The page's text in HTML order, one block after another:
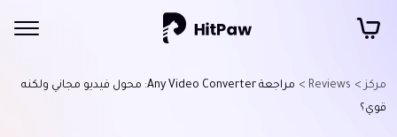
مركز > Reviews >
مراجعة Any Video Converter: محول فيديو مجاني ولكنه
قوي؟